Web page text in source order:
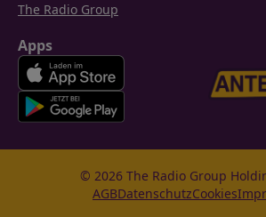
The Radio Group
Apps
© 2026 The Radio Group
AGBDatenschutzCookies